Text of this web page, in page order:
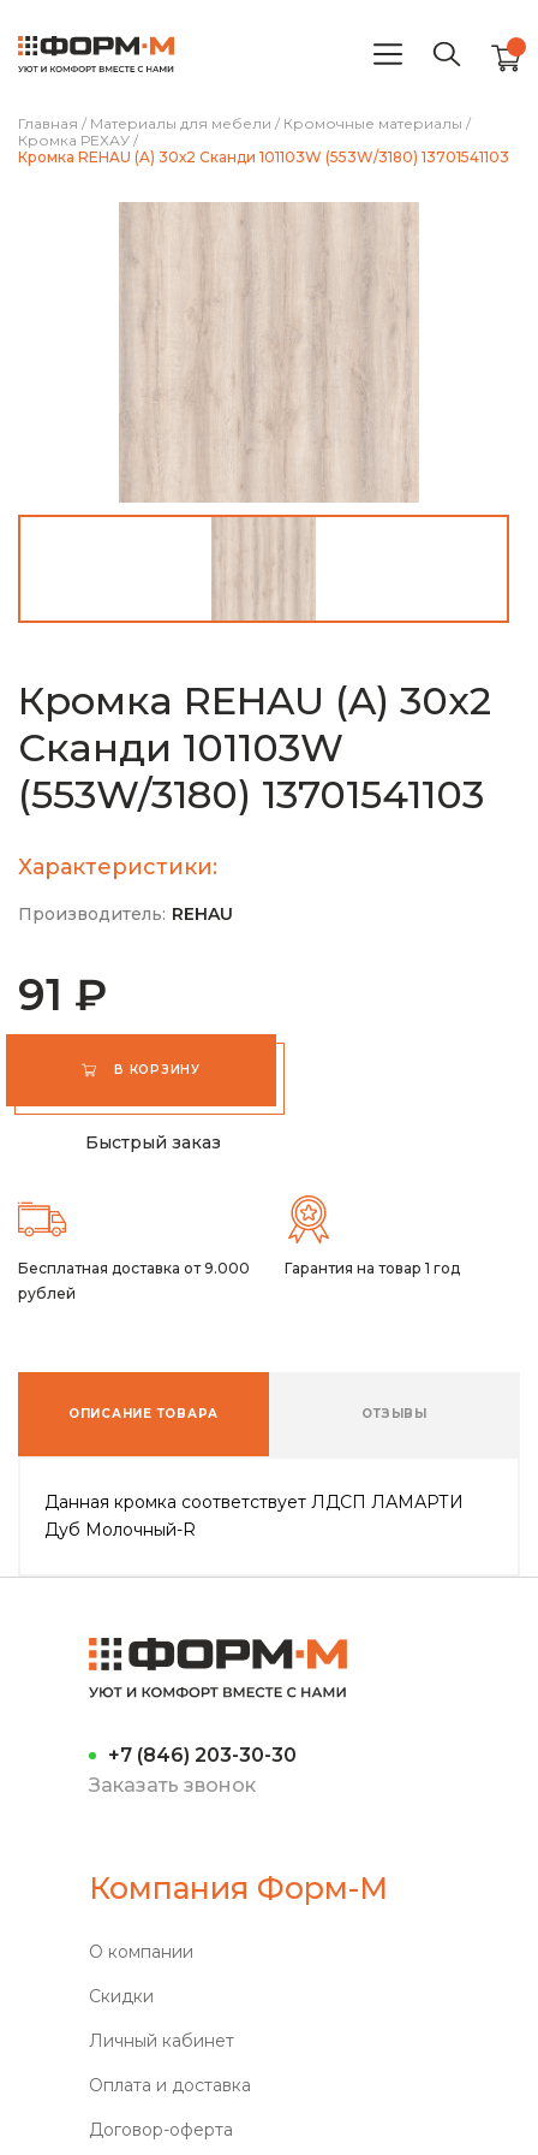
Главная / Материалы для мебели / Кромочные материалы /
Кромка РЕХАУ /
Кромка REHAU (A) 30х2 Сканди 101103W (553W/3180) 13701541103
Кромка REHAU (A) 30х2
Сканди 101103W
(553W/3180) 13701541103
Характеристики:
Производитель: REHAU
91 ₽
В КОРЗИНУ
Быстрый заказ
Бесплатная доставка от 9.000
рублей
Гарантия на товар 1 год
ОПИСАНИЕ ТОВАРА ОТЗЫВЫ
Данная кромка соответствует ЛДСП ЛАМАРТИ
Дуб Молочный-R
+7 (846) 203-30-30
Заказать звонок
Компания Форм-М
О компании
Скидки
Личный кабинет
Оплата и доставка
Договор-оферта